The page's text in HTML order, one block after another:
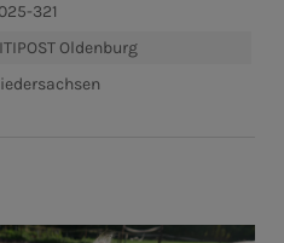
321
Oldenburg